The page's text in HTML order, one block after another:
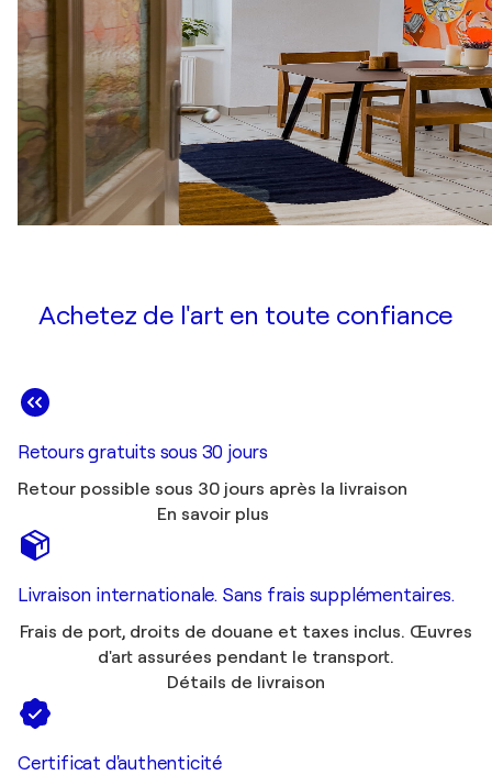
Achetez de l'art en toute confiance
Retours gratuits sous 30 jours
Retour possible sous 30 jours après la livraison
En savoir plus
Livraison internationale. Sans frais supplémentaires.
Frais de port, droits de douane et taxes inclus. Œuvres
d'art assurées pendant le transport.
Détails de livraison
Certificat d'authenticité